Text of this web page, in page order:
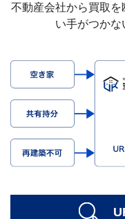
不動産会社から買取
い手がつかな